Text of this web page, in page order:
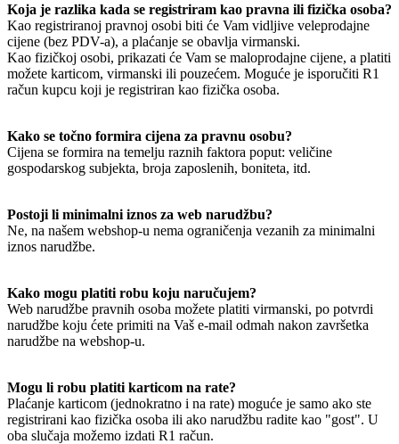
Koja je razlika kada se registriram kao pravna ili fizička osoba?
Kao registriranoj pravnoj osobi biti će Vam vidljive veleprodajne
cijene (bez PDV-a), a plaćanje se obavlja virmanski.
Kao fizičkoj osobi, prikazati će Vam se maloprodajne cijene, a platiti
možete karticom, virmanski ili pouzećem. Moguće je isporučiti R1
račun kupcu koji je registriran kao fizička osoba.
Kako se točno formira cijena za pravnu osobu?
Cijena se formira na temelju raznih faktora poput: veličine
gospodarskog subjekta, broja zaposlenih, boniteta, itd.
Postoji li minimalni iznos za web narudžbu?
Ne, na našem webshop-u nema ograničenja vezanih za minimalni
iznos narudžbe.
Kako mogu platiti robu koju naručujem?
Web narudžbe pravnih osoba možete platiti virmanski, po potvrdi
narudžbe koju ćete primiti na Vaš e-mail odmah nakon završetka
narudžbe na webshop-u.
Mogu li robu platiti karticom na rate?
Plaćanje karticom (jednokratno i na rate) moguće je samo ako ste
registrirani kao fizička osoba ili ako narudžbu radite kao "gost". U
oba slučaja možemo izdati R1 račun.